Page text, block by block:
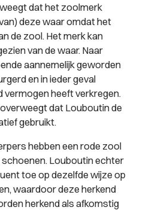
dat het zoolmerk
deze waar omdat het
de zool. Het merk kan
van de waar. Naar
aannemelijk geworden
en in ieder geval
heeft verkregen.
dat Louboutin de
gebruikt.
hebben een rode zool
Louboutin echter
toe op dezelfde wijze op
waardoor deze herkend
herkend als afkomstig